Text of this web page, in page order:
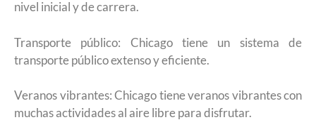
nivel inicial y de carrera.
Transporte público: Chicago tiene un sistema de
transporte público extenso y eficiente.
Veranos vibrantes: Chicago tiene veranos vibrantes con
muchas actividades al aire libre para disfrutar.